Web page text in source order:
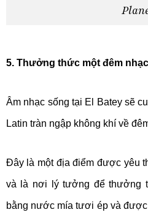
5. Thưởng thức một đêm
Âm nhạc sống tại El Batey sẽ
Latin tràn ngập không khí về
Đây là một địa điểm được yêu
và là nơi lý tưởng để thưởng
bằng nước mía tươi ép và